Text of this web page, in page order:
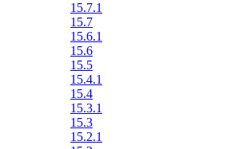
15.7.1
15.7
15.6.1
15.6
15.5
15.4.1
15.4
15.3.1
15.3
15.2.1